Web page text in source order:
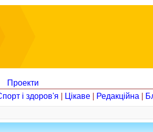
Проекти
і здоров'я Цікаве Редакційна